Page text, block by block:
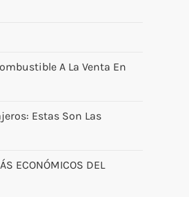
A La Venta En
Estas Son Las
ECONÓMICOS DEL